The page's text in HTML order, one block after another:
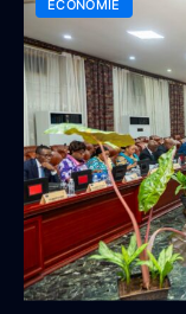
ÉCONOMIE